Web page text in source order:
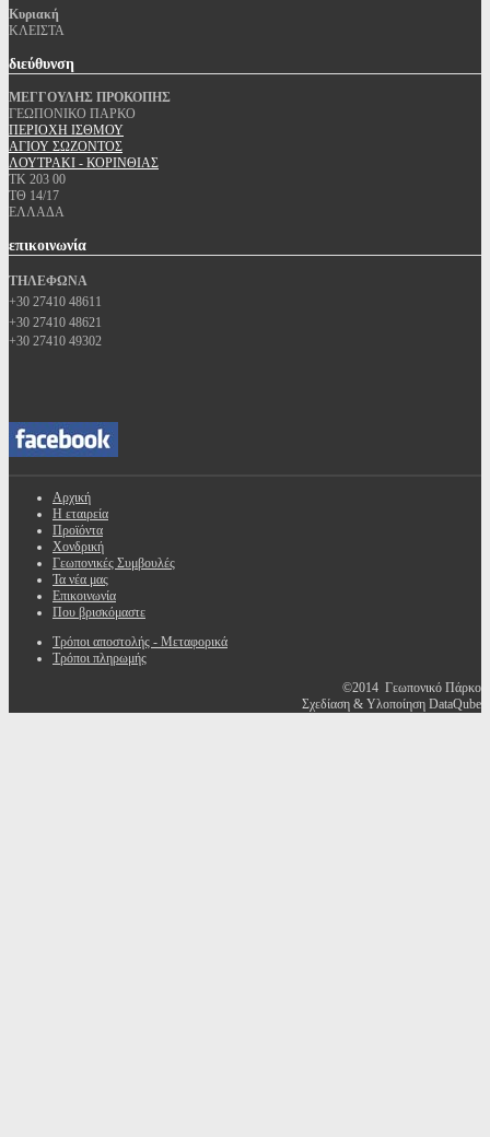
Κυριακή
ΚΛΕΙΣΤΑ
διεύθυνση
ΜΕΓΓΟΥΛΗΣ ΠΡΟΚΟΠΗΣ
ΓΕΩΠΟΝΙΚΟ ΠΑΡΚΟ
ΠΕΡΙΟΧΗ ΙΣΘΜΟΥ
ΑΓΙΟΥ ΣΩΖΟΝΤΟΣ
ΛΟΥΤΡΑΚΙ - ΚΟΡΙΝΘΙΑΣ
ΤΚ 203 00
ΤΘ 14/17
ΕΛΛΑΔΑ
επικοινωνία
ΤΗΛΕΦΩΝΑ
+30 27410 48611
+30 27410 48621
+30 27410 49302
Αρχική
Η εταιρεία
Προϊόντα
Χονδρική
Γεωπονικές Συμβουλές
Τα νέα μας
Επικοινωνία
Που βρισκόμαστε
Τρόποι αποστολής - Μεταφορικά
Τρόποι πληρωμής
©2014 Γεωπονικό Πάρκο
Σχεδίαση & Υλοποίηση DataQube